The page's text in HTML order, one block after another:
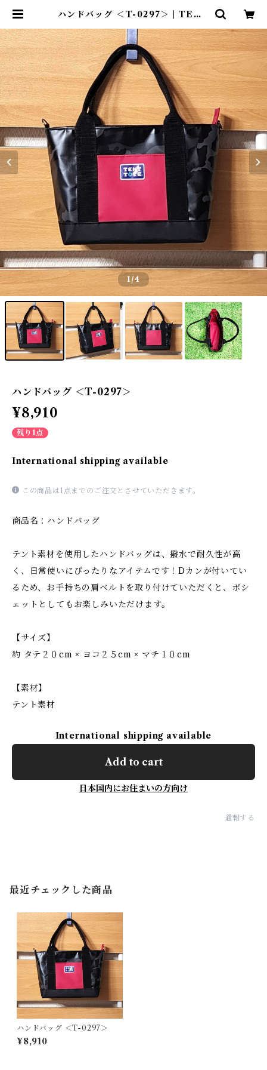
ハンドバッグ ＜T-0297＞ | TENT
1/4
ハンドバッグ ＜T-0297＞
¥8,910
残り1点
International shipping available
この商品は1点までのご注文とさせていただきます。
商品名：ハンドバッグ
テント素材を使用したハンドバッグは、撥水で耐久性が高
く、日常使いにぴったりなアイテムです！Dカンが付いてい
るため、お手持ちの肩ベルトを取り付けていただくと、ポシ
ェットとしてもお楽しみいただけます。
【サイズ】
約 タテ２０cm × ヨコ２５cm × マチ１０cm
【素材】
テント素材
International shipping available
Add to cart
日本国内にお住まいの方向け
通報する
最近チェックした商品
ハンドバッグ ＜T-0297＞
¥8,910